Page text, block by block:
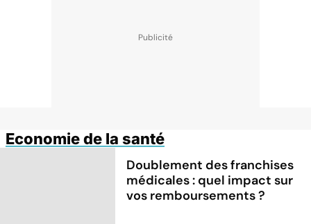
Economie de la santé
Doublement des franchises
médicales : quel impact sur
vos remboursements ?